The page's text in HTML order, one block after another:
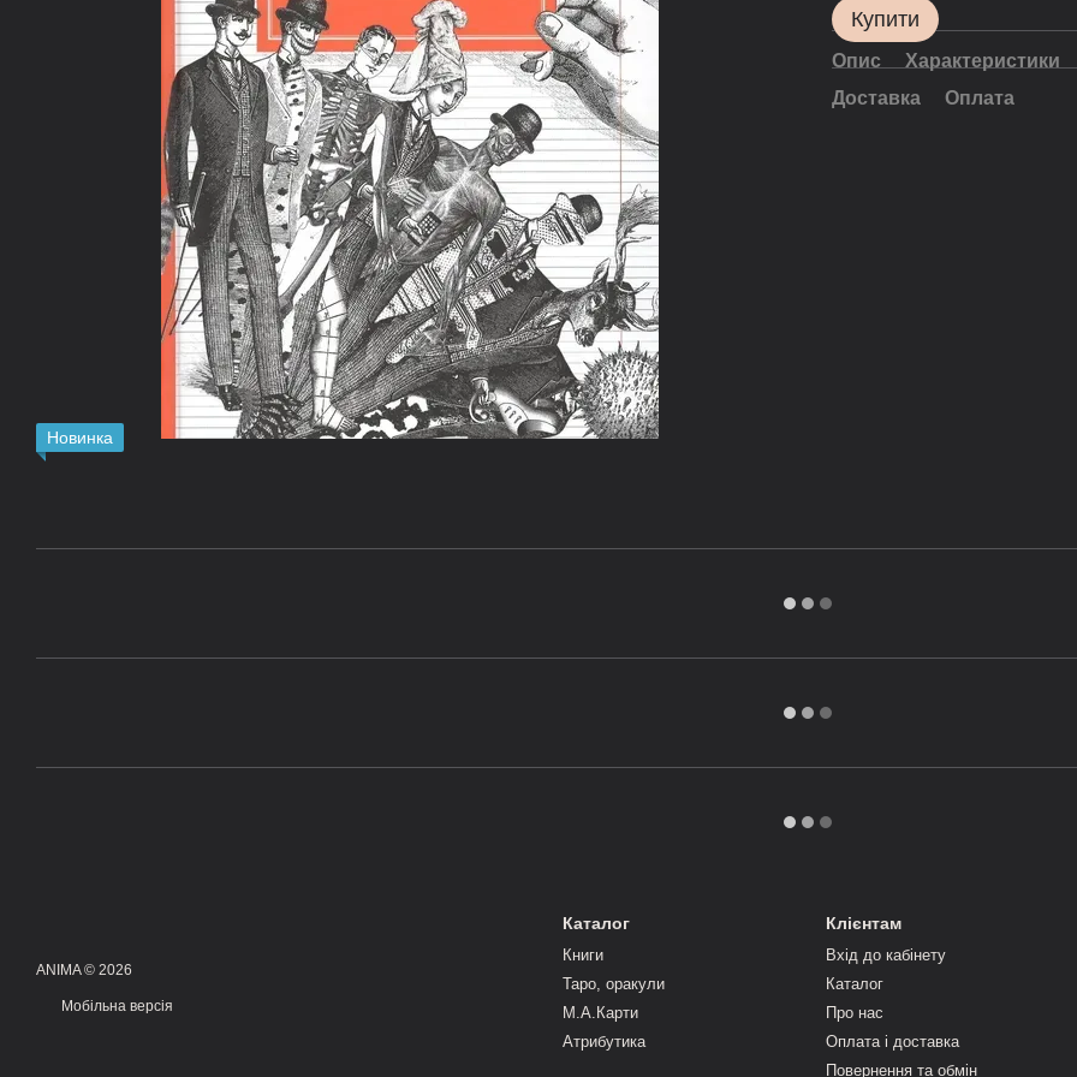
Новинка
Купити
Опис Характеристики
Доставка
Оплата
ANIMA © 2026
Мобільна версія
Каталог
Книги
Таро, оракули
М.А.Карти
Атрибутика
Клієнтам
Вхід до кабінету
Каталог
Про нас
Оплата і доставка
Повернення та обмін